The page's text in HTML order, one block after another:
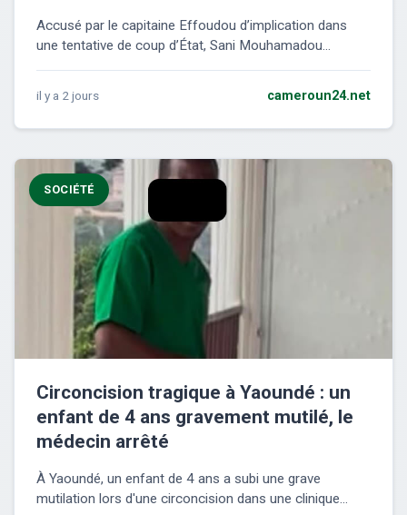
Accusé par le capitaine Effoudou d’implication dans
une tentative de coup d’État, Sani Mouhamadou...
il y a 2 jours cameroun24.net
SOCIÉTÉ
Circoncision tragique à Yaoundé : un
enfant de 4 ans gravement mutilé, le
médecin arrêté
À Yaoundé, un enfant de 4 ans a subi une grave
mutilation lors d'une circoncision dans une clinique...